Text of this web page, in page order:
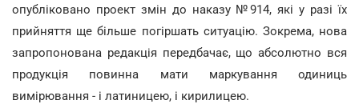
опубліковано проект змін до наказу №914, які у разі їх
прийняття ще більше погіршать ситуацію. Зокрема, нова
запропонована редакція передбачає, що абсолютно вся
продукція повинна мати маркування одиниць
вимірювання - і латиницею, і кирилицею.